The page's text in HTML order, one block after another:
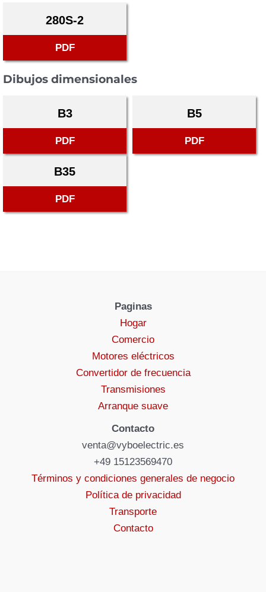
280S-2
PDF
Dibujos dimensionales
B3
PDF
B5
PDF
B35
PDF
Paginas
Hogar
Comercio
Motores eléctricos
Convertidor de frecuencia
Transmisiones
Arranque suave
Contacto
venta@vyboelectric.es
+49 15123569470
Términos y condiciones generales de negocio
Política de privacidad
Transporte
Contacto